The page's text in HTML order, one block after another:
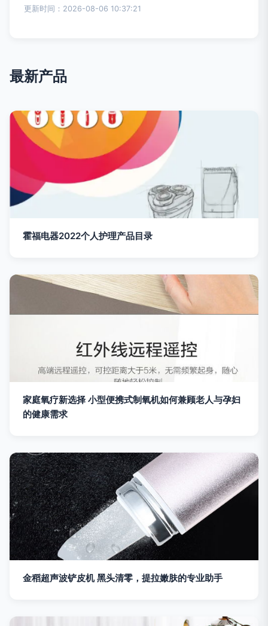
更新时间：2026-08-06 10:37:21
最新产品
霍福电器2022个人护理产品目录
家庭氧疗新选择 小型便携式制氧机如何兼顾老人与孕妇
的健康需求
金稻超声波铲皮机 黑头清零，提拉嫩肤的专业助手